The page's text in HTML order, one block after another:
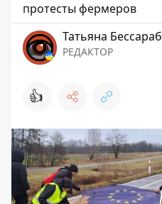
протесты фермеров
Татьяна Бессараб
РЕДАКТОР
👍